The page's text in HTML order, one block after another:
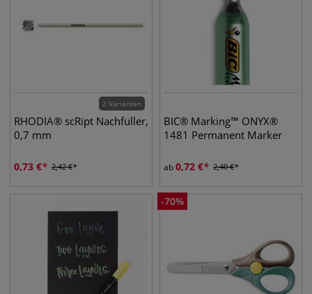
2 Varianten
RHODIA® scRipt Nachfüller,
0,7 mm
0,73 € 2,42€
BIC® Marking™ ONYX®
1481 Permanent Marker
ab0,72 € 2,40€
-70%